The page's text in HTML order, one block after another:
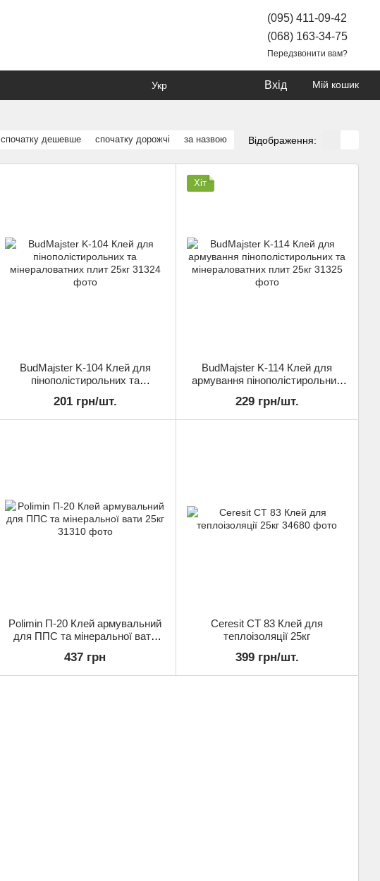
(095) 411-09-42
(068) 163-34-75
Передзвонити вам?
Укр Вхід Мій кошик
спочатку дешевше спочатку дорожчі за назвою Відображення:
BudMajster K-104 Клей для
пінополістирольних та
201 грн/шт.
Хіт
BudMajster K-114 Клей для
армування пінополістирольних
229 грн/шт.
Polimin П-20 Клей армувальний
для ППС та мінеральної вати
437 грн
Ceresit СТ 83 Клей для
теплоізоляції 25кг
399 грн/шт.